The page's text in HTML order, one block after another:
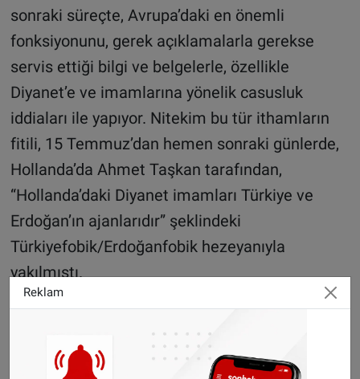
sonraki süreçte, Avrupa’daki en önemli
fonksiyonunu, gerek açıklamalarla gerekse
servis ettiği bilgi ve belgelerle, özellikle
Diyanet’e ve imamlarına yönelik casusluk
iddiaları ile yapıyor. Nitekim bu tür ithamların
fitili, 15 Temmuz’dan hemen sonraki günlerde,
Hollanda’da Ahmet Taşkan tarafından,
“Hollanda’daki Diyanet imamları Türkiye ve
Erdoğan’ın ajanlarıdır” şeklindeki
Türkiyefobik/Erdoğanfobik hezeyanıyla
yakılmıştı.
Bu tür hezeyanların en son örneği ise
Avusturya’da Erdoğan’ı, ATİB, DİTİB ve HDV gibi
Reklam